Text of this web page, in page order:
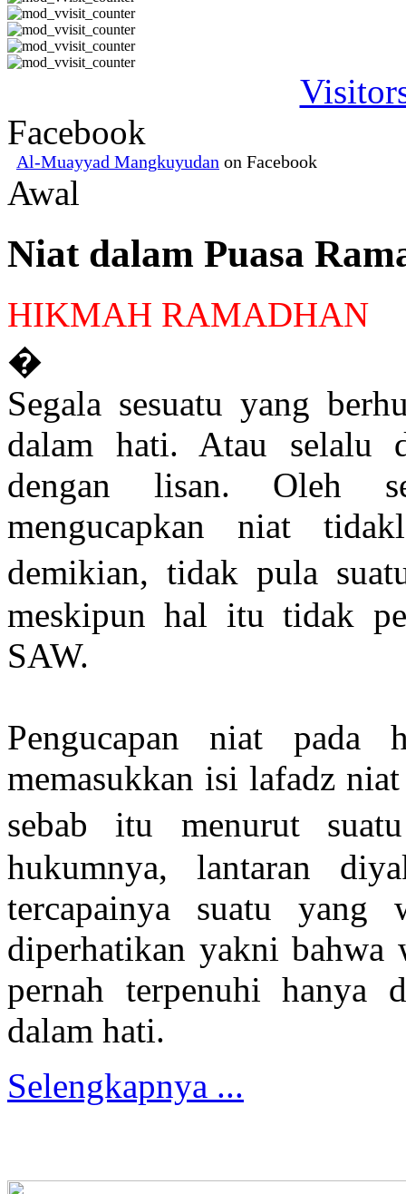
Facebook
Al-Muayyad Mangkuyudan on Facebook
Awal
Niat dalam Puasa
HIKMAH RAMADHAN
�
Segala sesuatu yang
dalam hati. Atau selalu
dengan lisan. Oleh
mengucapkan niat
demikian, tidak pula
meskipun hal itu tidak
SAW.
Pengucapan niat pada
memasukkan isi lafadz
sebab itu menurut
hukumnya, lantaran
tercapainya suatu
diperhatikan yakni bahwa
pernah terpenuhi hanya
dalam hati.
Selengkapnya ...